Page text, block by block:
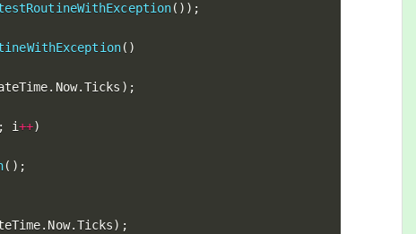
( ) ) ;
( )
. Now.Ticks ) ;
i++)
( ) ;
. Now.Ticks) ;